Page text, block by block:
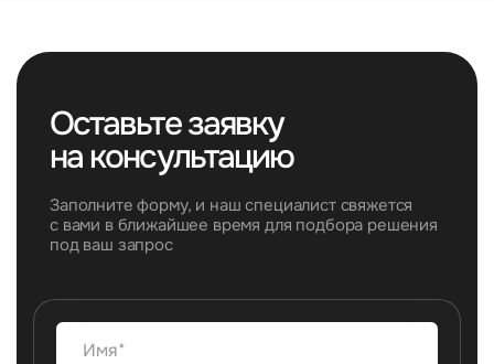
Оставьте заявку
на консультацию
Заполните форму, и наш специалист свяжется
с вами в ближайшее время для подбора решения
под ваш запрос